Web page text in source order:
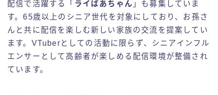
配信で活躍する「 ライばあちゃん 」も募集していま
す。65歳以上のシニア世代を対象にしており、お孫さ
んと共に配信を楽しむ新しい家族の交流を提案してい
ます。VTuberとしての活動に限らず、シニアインフル
エンサーとして高齢者が楽しめる配信環境が整備され
ています。